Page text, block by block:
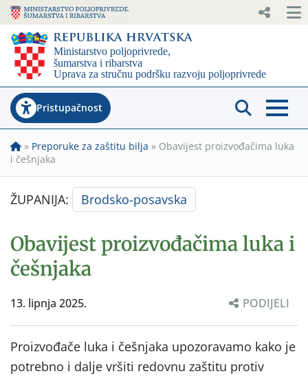
Pristupačnost
» Preporuke za zaštitu bilja » Obavijest proizvođačima luka
i češnjaka
ŽUPANIJA: Brodsko-posavska
Obavijest proizvođačima luka i
češnjaka
13. lipnja 2025. PODIJELI
Proizvođače luka i češnjaka upozoravamo kako je
potrebno i dalje vršiti redovnu zaštitu protiv